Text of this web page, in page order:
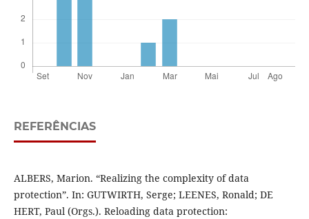
REFERÊNCIAS
ALBERS, Marion. “Realizing the complexity of data
protection”. In: GUTWIRTH, Serge; LEENES, Ronald; DE
HERT, Paul (Orgs.). Reloading data protection: